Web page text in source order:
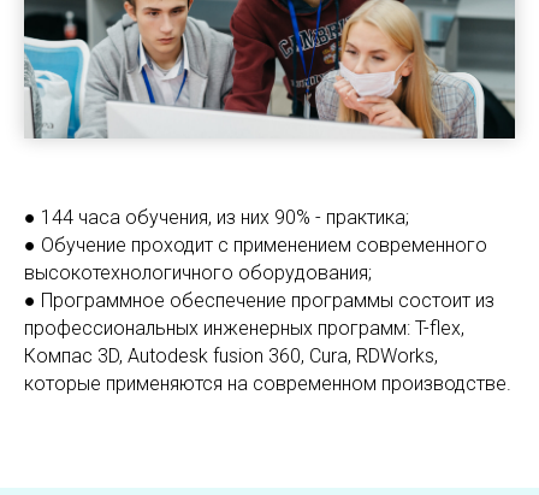
● 144 часа обучения, из них 90% - практика;
● Обучение проходит с применением современного
высокотехнологичного оборудования;
● Программное обеспечение программы состоит из
профессиональных инженерных программ: T-flex,
Компас 3D, Autodesk fusion 360, Cura, RDWorks,
которые применяются на современном производстве.